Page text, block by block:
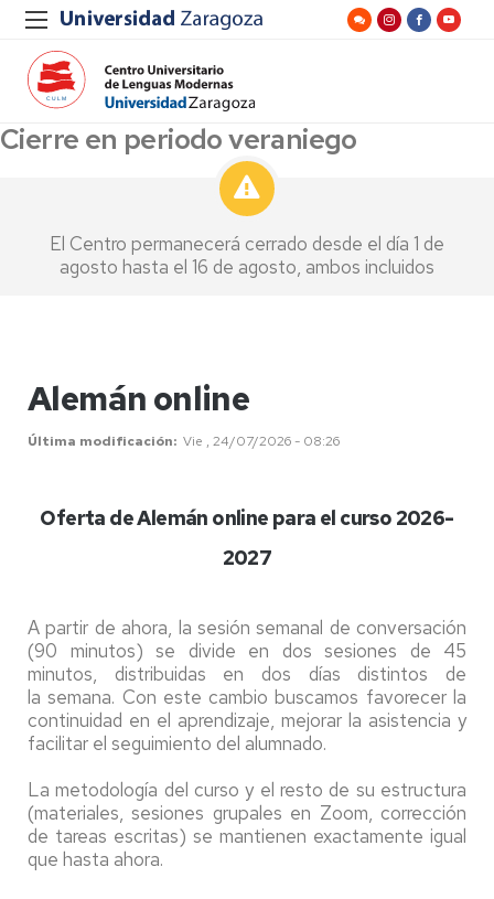
Cierre en periodo veraniego
El Centro permanecerá cerrado desde el día 1 de
agosto hasta el 16 de agosto, ambos incluidos
Alemán online
Última modificación Vie , 24/07/2026 - 08:26
Oferta de Alemán online para el curso 2026-
2027
A partir de ahora, la sesión semanal de conversación
(90 minutos) se divide en dos sesiones de 45
minutos, distribuidas en dos días distintos de
la semana. Con este cambio buscamos favorecer la
continuidad en el aprendizaje, mejorar la asistencia y
facilitar el seguimiento del alumnado.
La metodología del curso y el resto de su estructura
(materiales, sesiones grupales en Zoom, corrección
de tareas escritas) se mantienen exactamente igual
que hasta ahora.